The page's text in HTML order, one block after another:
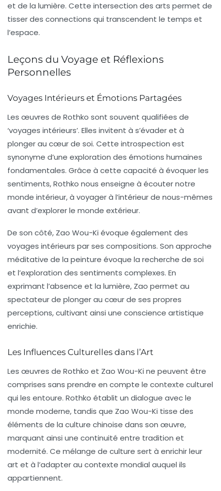
et de la lumière. Cette intersection des arts permet de
tisser des connections qui transcendent le temps et
l’espace.
Leçons du Voyage et Réflexions
Personnelles
Voyages Intérieurs et Émotions Partagées
Les œuvres de Rothko sont souvent qualifiées de
‘voyages intérieurs’. Elles invitent à s’évader et à
plonger au cœur de soi. Cette introspection est
synonyme d’une exploration des émotions humaines
fondamentales. Grâce à cette capacité à évoquer les
sentiments, Rothko nous enseigne à écouter notre
monde intérieur, à voyager à l’intérieur de nous-mêmes
avant d’explorer le monde extérieur.
De son côté, Zao Wou-Ki évoque également des
voyages intérieurs par ses compositions. Son approche
méditative de la peinture évoque la recherche de soi
et l’exploration des sentiments complexes. En
exprimant l’absence et la lumière, Zao permet au
spectateur de plonger au cœur de ses propres
perceptions, cultivant ainsi une conscience artistique
enrichie.
Les Influences Culturelles dans l’Art
Les œuvres de Rothko et Zao Wou-Ki ne peuvent être
comprises sans prendre en compte le contexte culturel
qui les entoure. Rothko établit un dialogue avec le
monde moderne, tandis que Zao Wou-Ki tisse des
éléments de la culture chinoise dans son œuvre,
marquant ainsi une continuité entre tradition et
modernité. Ce mélange de culture sert à enrichir leur
art et à l’adapter au contexte mondial auquel ils
appartiennent.